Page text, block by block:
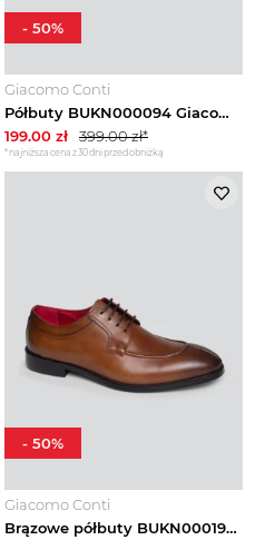
Giacomo Conti
Półbuty BUKN000094 Giacomo Conti brazowy
199.00 zł 399.00zł*
*najniższa cena z 30 dni przed obniżką
- 50%
Giacomo Conti
Brązowe półbuty BUKN000195 Giacomo Conti
- 50%